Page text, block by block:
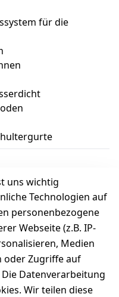
für die
0
uns wichtig
Technologien auf
personenbezogene
Webseite (z.B. IP-
Medien
oder Zugriffe auf
Datenverarbeitung
Wir teilen diese